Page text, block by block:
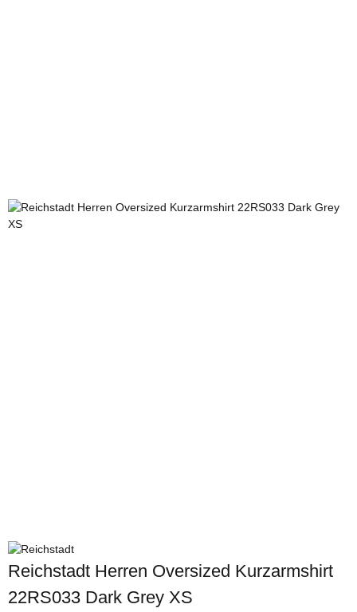
Reichstadt Herren Oversized Kurzarmshirt
22RS033 Dark Grey XS